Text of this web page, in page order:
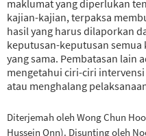
maklumat yang diperlukan
kajian-kajian, terpaksa
hasil yang harus dilaporkan
keputusan-keputusan
yang sama. Pembatasan lain
mengetahui ciri-ciri
atau menghalang
Diterjemah oleh Wong Chun
Hussein Onn). Disunting oleh